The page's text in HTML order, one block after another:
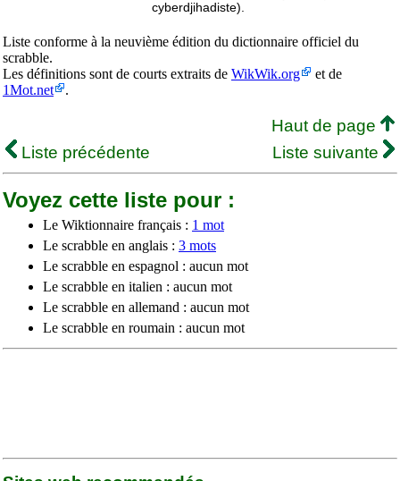
cyberdjihadiste).
Liste conforme à la neuvième édition du dictionnaire officiel du
scrabble.
Les définitions sont de courts extraits de WikWik.org
et de
1Mot.net
.
Haut de page
Liste précédente
Liste suivante
Voyez cette liste pour :
Le Wiktionnaire français : 1 mot
Le scrabble en anglais : 3 mots
Le scrabble en espagnol : aucun mot
Le scrabble en italien : aucun mot
Le scrabble en allemand : aucun mot
Le scrabble en roumain : aucun mot